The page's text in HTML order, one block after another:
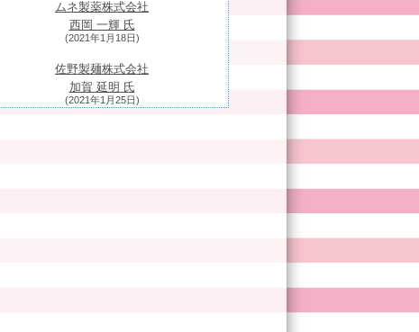
ムネ製薬株式会社
西岡 一輝 氏
(2021年1月18日)
佐野製麺株式会社
加賀 延明 氏
(2021年1月25日)